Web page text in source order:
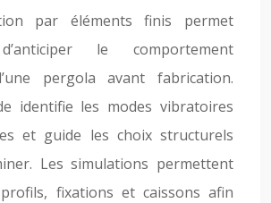
par éléments finis permet
le comportement
pergola avant fabrication.
identifie les modes vibratoires
et guide les choix structurels
Les simulations permettent
fixations et caissons afin